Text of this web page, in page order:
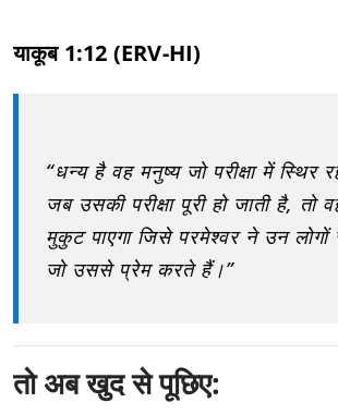
याकूब 1:12 (ERV-HI)
“धन्य है वह मनुष्य जो परीक्षा में स्थिर
जब उसकी परीक्षा पूरी हो जाती है, तो
मुकुट पाएगा जिसे परमेश्वर ने उन लोगों
जो उससे प्रेम करते हैं।”
तो अब खुद से पूछिए: